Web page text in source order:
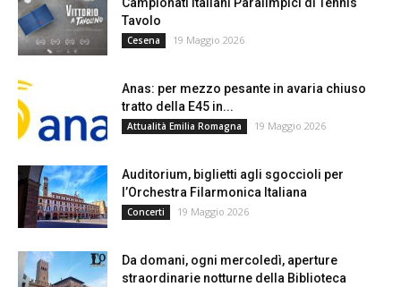
Tavolo
Cesena 19 Maggio 2026
Anas: per mezzo pesante in avaria chiuso
tratto della E45 in...
Attualità Emilia Romagna 19 Maggio 2026
Auditorium, biglietti agli sgoccioli per
l’Orchestra Filarmonica Italiana
Concerti 19 Maggio 2026
Da domani, ogni mercoledì, aperture
straordinarie notturne della Biblioteca